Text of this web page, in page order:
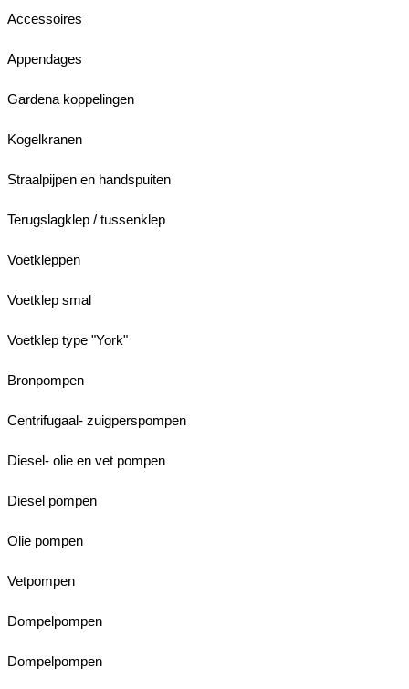
Accessoires
Appendages
Gardena koppelingen
Kogelkranen
Straalpijpen en handspuiten
Terugslagklep / tussenklep
Voetkleppen
Voetklep smal
Voetklep type "York"
Bronpompen
Centrifugaal- zuigperspompen
Diesel- olie en vet pompen
Diesel pompen
Olie pompen
Vetpompen
Dompelpompen
Dompelpompen